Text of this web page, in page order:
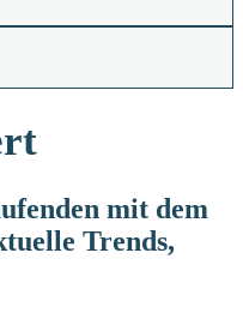
mit dem
Trends,